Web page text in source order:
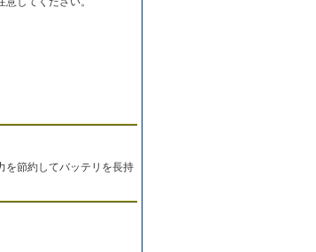
を節約してバッテリを長持